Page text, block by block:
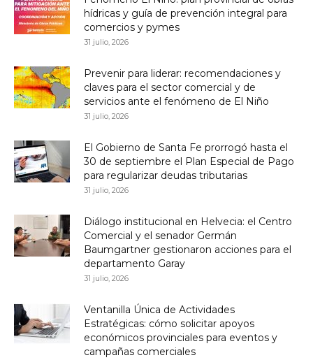
hídricas y guía de prevención integral para
comercios y pymes
31 julio, 2026
Prevenir para liderar: recomendaciones y
claves para el sector comercial y de
servicios ante el fenómeno de El Niño
31 julio, 2026
El Gobierno de Santa Fe prorrogó hasta el
30 de septiembre el Plan Especial de Pago
para regularizar deudas tributarias
31 julio, 2026
Diálogo institucional en Helvecia: el Centro
Comercial y el senador Germán
Baumgartner gestionaron acciones para el
departamento Garay
31 julio, 2026
Ventanilla Única de Actividades
Estratégicas: cómo solicitar apoyos
económicos provinciales para eventos y
campañas comerciales